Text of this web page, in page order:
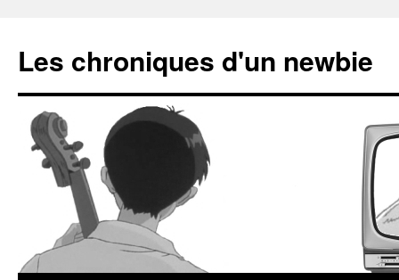
Les chroniques d'un newbie